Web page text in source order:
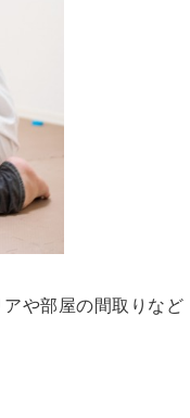
や部屋の間取りなど